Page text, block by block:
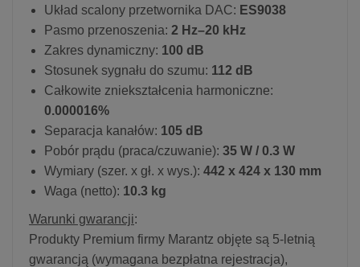
Układ scalony przetwornika DAC: ES9038
Pasmo przenoszenia: 2 Hz–20 kHz
Zakres dynamiczny: 100 dB
Stosunek sygnału do szumu: 112 dB
Całkowite zniekształcenia harmoniczne:
0.000016%
Separacja kanałów: 105 dB
Pobór prądu (praca/czuwanie): 35 W / 0.3 W
Wymiary (szer. x gł. x wys.): 442 x 424 x 130 mm
Waga (netto): 10.3 kg
Warunki gwarancji:
Produkty Premium firmy Marantz objęte są 5-letnią
gwarancją (wymagana bezpłatna rejestracja),